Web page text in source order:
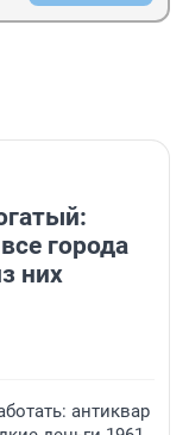
города
них
антиквар